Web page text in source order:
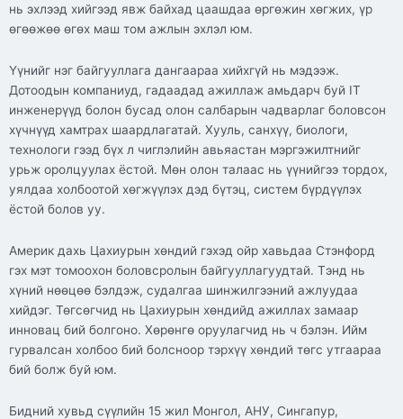
нь эхлээд хийгээд явж байхад цаашдаа өргөжин хөгжих, үр
өгөөжөө өгөх маш том ажлын эхлэл юм.
Үүнийг нэг байгууллага дангаараа хийхгүй нь мэдээж.
Дотоодын компаниуд, гадаадад ажиллаж амьдарч буй IT
инженерүүд болон бусад олон салбарын чадварлаг боловсон
хүчнүүд хамтрах шаардлагатай. Хууль, санхүү, биологи,
технологи гээд бүх л чиглэлийн авьяастан мэргэжилтнийг
урьж оролцуулах ёстой. Мөн олон талаас нь үүнийгээ тордох,
уялдаа холбоотой хөгжүүлэх дэд бүтэц, систем бүрдүүлэх
ёстой болов уу.
Америк дахь Цахиурын хөндий гэхэд ойр хавьдаа Стэнфорд
гэх мэт томоохон боловсролын байгууллагуудтай. Тэнд нь
хүний нөөцөө бэлдэж, судалгаа шинжилгээний ажлуудаа
хийдэг. Төгсөгчид нь Цахиурын хөндийд ажиллах замаар
инновац бий болгоно. Хөрөнгө оруулагчид нь ч бэлэн. Ийм
гурвалсан холбоо бий болсноор тэрхүү хөндий төгс утгаараа
бий болж буй юм.
Бидний хувьд сүүлийн 15 жил Монгол, АНУ, Сингапур,